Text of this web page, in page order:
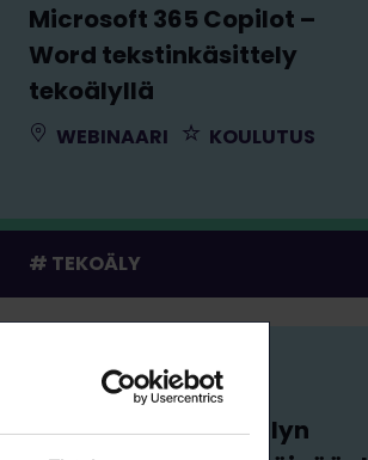
Microsoft 365 Copilot –
Word tekstinkäsittely
tekoälyllä
WEBINAARI KOULUTUS
TEKOÄLY
AamuBoost – tekoälyn
10.9. klo 9:00 – 9:30